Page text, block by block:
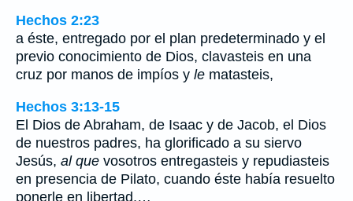
Hechos 2:23
a éste, entregado por el plan predeterminado y el
previo conocimiento de Dios, clavasteis en una
cruz por manos de impíos y le matasteis,
Hechos 3:13-15
El Dios de Abraham, de Isaac y de Jacob, el Dios
de nuestros padres, ha glorificado a su siervo
Jesús, al que vosotros entregasteis y repudiasteis
en presencia de Pilato, cuando éste había resuelto
ponerle en libertad.…